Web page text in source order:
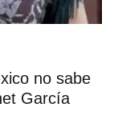
no sabe
García